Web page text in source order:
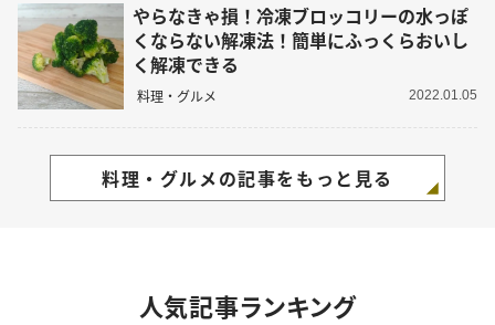
やらなきゃ損！冷凍ブロッコリーの水っぽ
くならない解凍法！簡単にふっくらおいし
く解凍できる
料理・グルメ 2022.01.05
料理・グルメの記事をもっと見る
人気記事ランキング